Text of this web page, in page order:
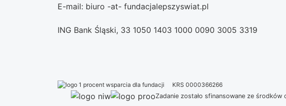
E-mail: biuro -at- fundacjalepszyswiat.pl
ING Bank Śląski, 33 1050 1403 1000 0090 3005 3319
KRS 0000366266
Zadanie zostało sfinansowane ze